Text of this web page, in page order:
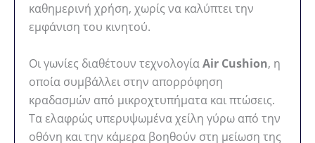
καθημερινή χρήση, χωρίς να καλύπτει την
εμφάνιση του κινητού.
Οι γωνίες διαθέτουν τεχνολογίαAir Cushion, η
οποία συμβάλλει στην απορρόφηση
κραδασμών από μικροχτυπήματα και πτώσεις.
Τα ελαφρώς υπερυψωμένα χείλη γύρω από την
οθόνη και την κάμερα βοηθούν στη μείωση της